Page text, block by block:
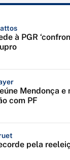
à PGR
Mendonça e
com PF
pela